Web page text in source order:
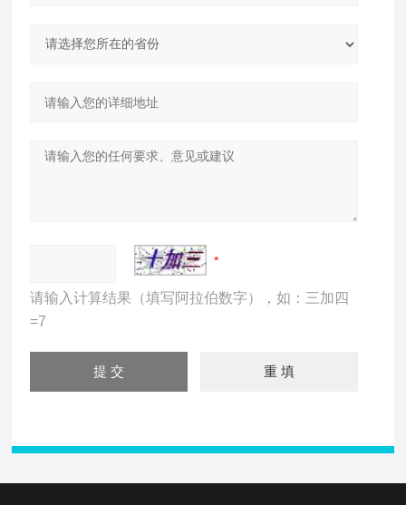
请输入计算结果（填写阿拉伯数字），如：三加四
=7